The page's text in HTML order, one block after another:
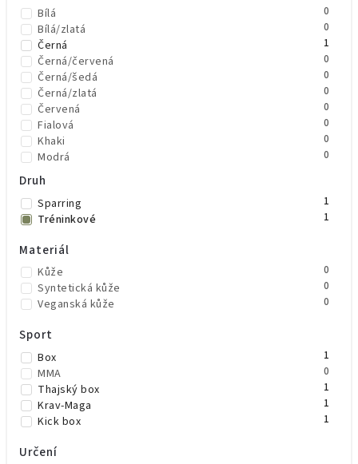
TWINS 0
Venum 1
Bílá 0
Bílá/zlatá 0
Černá 1
Černá/červená 0
Černá/šedá 0
Černá/zlatá 0
Červená 0
Fialová 0
Khaki 0
Modrá 0
Neonově žlutá
Oranžová
Růžová 0
Stříbrná 0
Šedá/černá
Zelená 0
Zlatá 0
Žlutá 0
Vínová
Druh
Sparring 1
Tréninkové 1
Materiál
Kůže 0
Syntetická kůže 0
Veganská kůže 0
Sport
Box 1
MMA 0
Thajský box 1
Krav-Maga 1
Kick box 1
Určení